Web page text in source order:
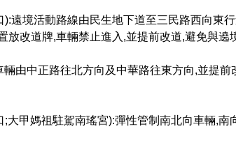
遠境活動路線由民生地下道至三民路西向東
改道牌,車輛禁止進入,並提前改道,避免與遶
由中正路往北方向及中華路往東方向,並提前
大甲媽祖駐駕南瑤宮):彈性管制南北向車輛,南